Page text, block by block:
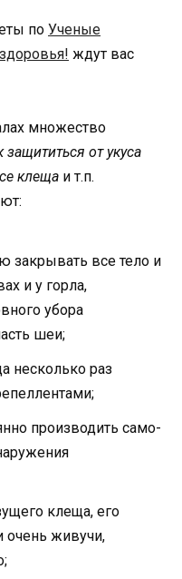
по Ученые
ждут вас
множество
защититься от укуса
клеща и т.п.
закрывать все тело и
и у горла,
убора
шеи;
несколько раз
производить само-
клеща, его
очень живучи,